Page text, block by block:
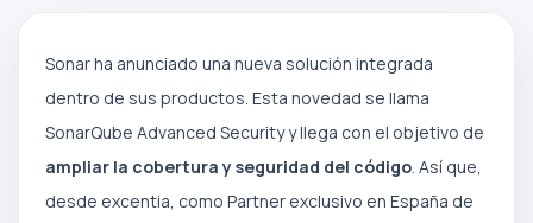
Sonar ha anunciado una nueva solución integrada
dentro de sus productos. Esta novedad se llama
SonarQube Advanced Security y llega con el objetivo de
ampliar la cobertura y seguridad del código. Así que,
desde excentia, como Partner exclusivo en España de